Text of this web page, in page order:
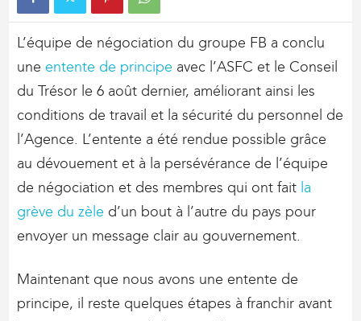
L’équipe de négociation du groupe FB a conclu
une entente de principe avec l’ASFC et le Conseil
du Trésor le 6 août dernier, améliorant ainsi les
conditions de travail et la sécurité du personnel de
l’Agence. L’entente a été rendue possible grâce
au dévouement et à la persévérance de l’équipe
de négociation et des membres qui ont fait la
grève du zèle d’un bout à l’autre du pays pour
envoyer un message clair au gouvernement.
Maintenant que nous avons une entente de
principe, il reste quelques étapes à franchir avant